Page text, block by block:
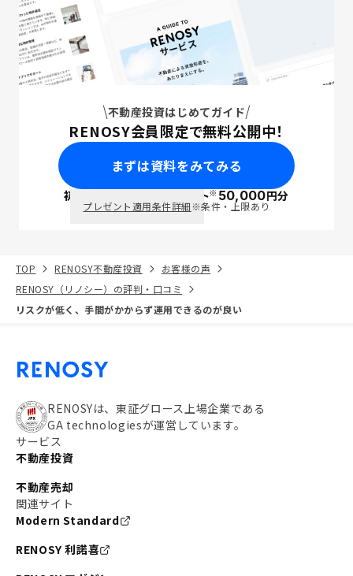
不動産投資はじめてガイド
RENOSY会員限定で無料公開中！
まずは資料をみてみる
初回面談で ポイント※50,000円分
プレゼント適用条件詳細※条件・上限あり
TOP RENOSY不動産投資
お客様の声
RENOSY（リノシー）の評判・口コミ
リスクが低く、手間がかからず運用できるのが良い
RENOSYは、東証グロース上場企業である
GA technologiesが運営しています。
サービス
不動産投資
不動産売却
関連サイト
Modern Standard
RENOSY 利諾喜